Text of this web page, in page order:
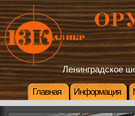
Ленинградское
Главная Информация